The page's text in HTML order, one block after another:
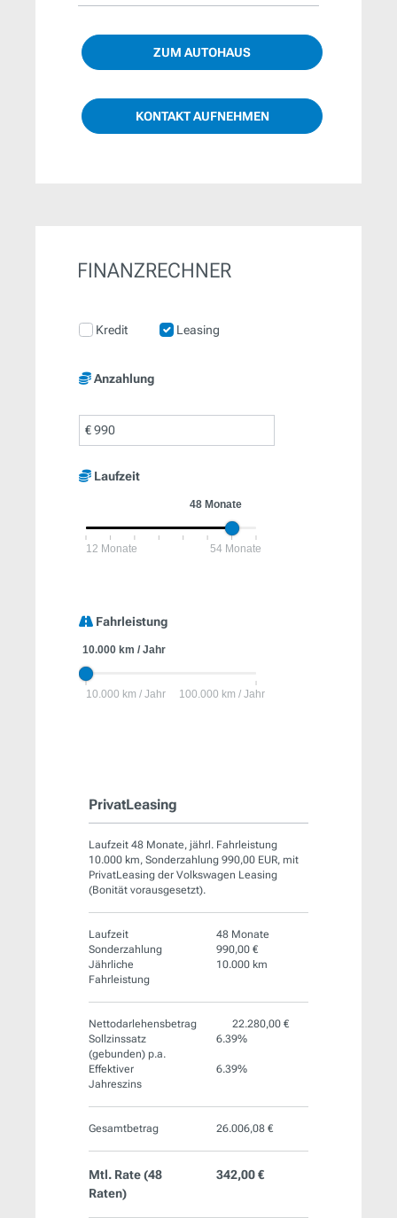
ZUM AUTOHAUS
KONTAKT AUFNEHMEN
FINANZRECHNER
Kredit Leasing
Anzahlung
€
Laufzeit
Fahrleistung
PrivatLeasing
Laufzeit 48 Monate, jährl. Fahrleistung
10.000 km, Sonderzahlung 990,00 EUR, mit
PrivatLeasing der Volkswagen Leasing
(Bonität vorausgesetzt).
Laufzeit
48 Monate
Sonderzahlung
990,00 €
Jährliche
Fahrleistung
10.000 km
Nettodarlehensbetrag
22.280,00 €
Sollzinssatz
(gebunden) p.a.
6.39%
Effektiver
Jahreszins
6.39%
Gesamtbetrag 26.006,08 €
Mtl. Rate (48
Raten)
342,00 €